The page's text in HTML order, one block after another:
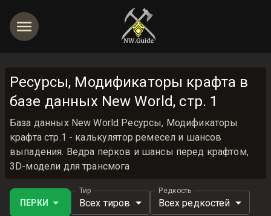
Ресурсы, Модификаторы крафта в
базе данных New World, стр. 1
База данных New World Ресурсы, Модификаторы
крафта стр.1 - калькулятор ремесел и шансов
выпадения. Ведра перков и шансы перед крафтом,
3D-модели для трансмога
ПЕРКИ
Тир
Всех тиров
Редкость
Всех редкостей